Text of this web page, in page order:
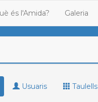
és l'Amida? Galeria
Usuaris Taulells